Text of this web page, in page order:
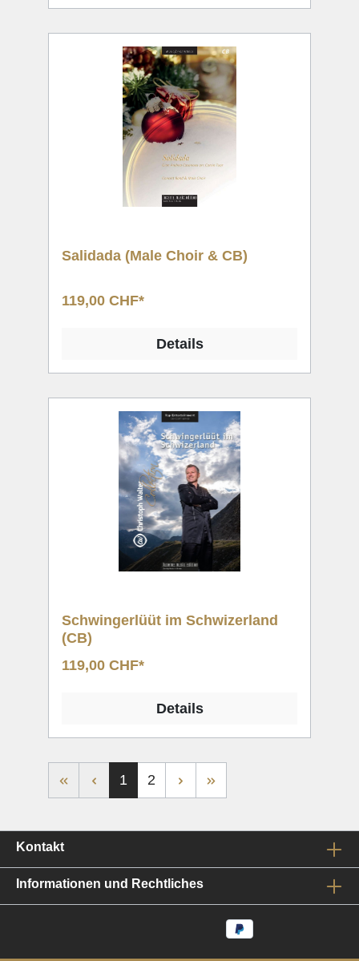
Salidada (Male Choir & CB)
119,00 CHF*
Details
Schwingerlüüt im Schwizerland
(CB)
119,00 CHF*
Details
1 2
Kontakt
Informationen und Rechtliches